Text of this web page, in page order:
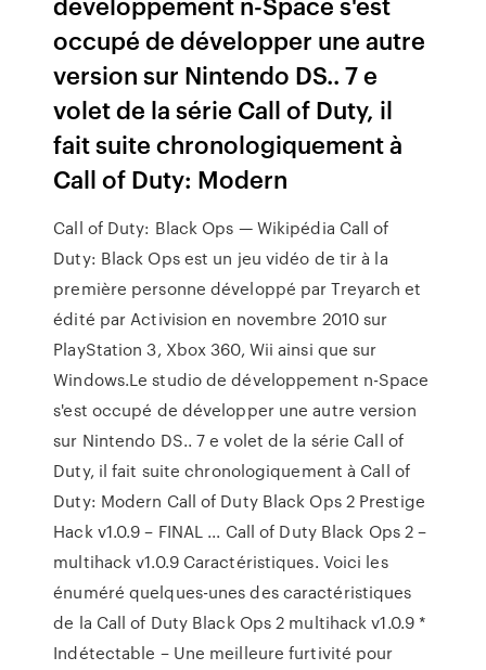
occupé de développer une autre
version sur Nintendo DS.. 7 e
volet de la série Call of Duty, il
fait suite chronologiquement à
Call of Duty: Modern
Call of Duty: Black Ops — Wikipédia Call of
Duty: Black Ops est un jeu vidéo de tir à la
première personne développé par Treyarch et
édité par Activision en novembre 2010 sur
PlayStation 3, Xbox 360, Wii ainsi que sur
Windows.Le studio de développement n-Space
s'est occupé de développer une autre version
sur Nintendo DS.. 7 e volet de la série Call of
Duty, il fait suite chronologiquement à Call of
Duty: Modern Call of Duty Black Ops 2 Prestige
Hack v1.0.9 – FINAL ... Call of Duty Black Ops 2 –
multihack v1.0.9 Caractéristiques. Voici les
énuméré quelques-unes des caractéristiques
de la Call of Duty Black Ops 2 multihack v1.0.9 *
Indétectable – Une meilleure furtivité pour